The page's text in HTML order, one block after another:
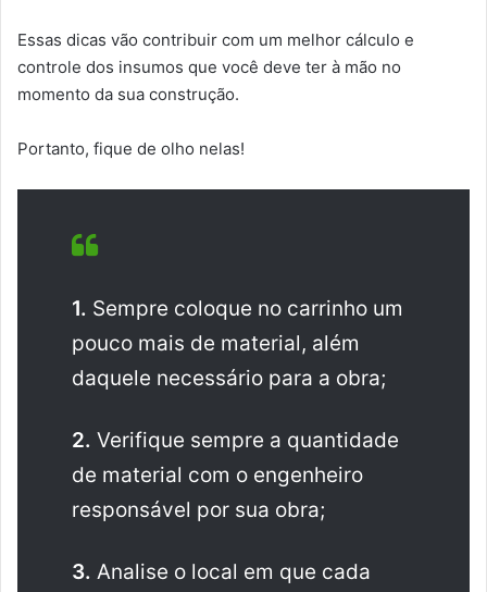
Essas dicas vão contribuir com um melhor cálculo e
controle dos insumos que você deve ter à mão no
momento da sua construção.
Portanto, fique de olho nelas!
1. Sempre coloque no carrinho um
pouco mais de material, além
daquele necessário para a obra;
2. Verifique sempre a quantidade
de material com o engenheiro
responsável por sua obra;
3. Analise o local em que cada